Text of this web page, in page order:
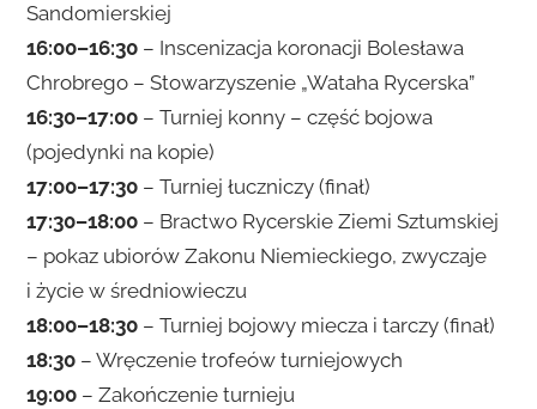
Sandomierskiej
16:00–16:30– Inscenizacja koronacji Bolesława
Chrobrego – Stowarzyszenie „Wataha Rycerska”
16:30–17:00– Turniej konny – część bojowa
(pojedynki na kopie)
17:00–17:30– Turniej łuczniczy (finał)
17:30–18:00– Bractwo Rycerskie Ziemi Sztumskiej
– pokaz ubiorów Zakonu Niemieckiego, zwyczaje
i życie w średniowieczu
18:00–18:30– Turniej bojowy miecza i tarczy (finał)
18:30– Wręczenie trofeów turniejowych
19:00– Zakończenie turnieju